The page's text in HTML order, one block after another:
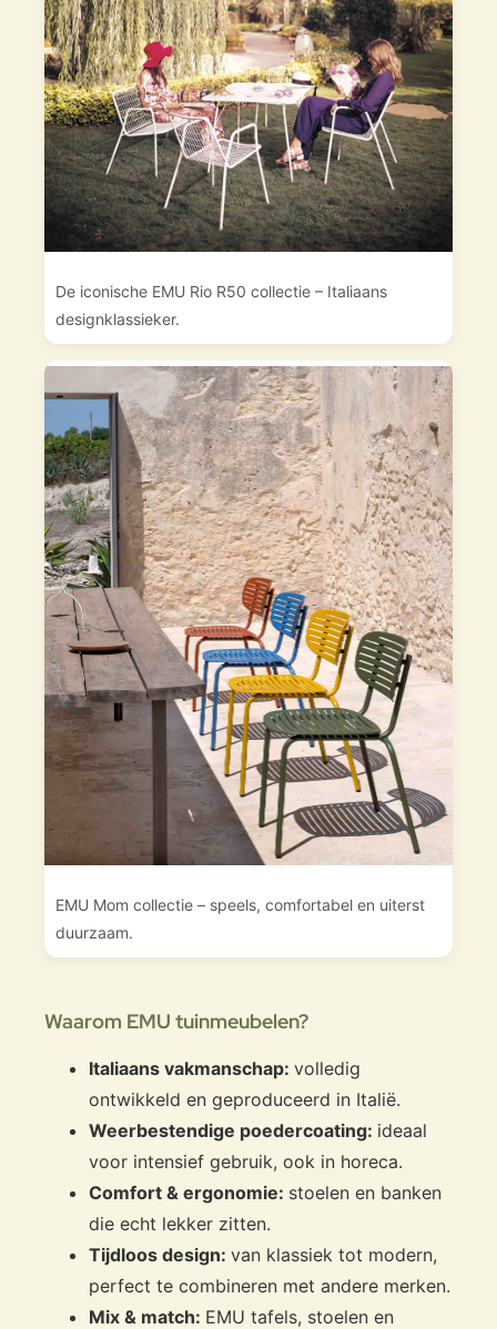
De iconische EMU Rio R50 collectie – Italiaans
designklassieker.
EMU Mom collectie – speels, comfortabel en uiterst
duurzaam.
Waarom EMU tuinmeubelen?
Italiaans vakmanschap: volledig
ontwikkeld en geproduceerd in Italië.
Weerbestendige poedercoating: ideaal
voor intensief gebruik, ook in horeca.
Comfort & ergonomie: stoelen en banken
die echt lekker zitten.
Tijdloos design: van klassiek tot modern,
perfect te combineren met andere merken.
Mix & match: EMU tafels, stoelen en